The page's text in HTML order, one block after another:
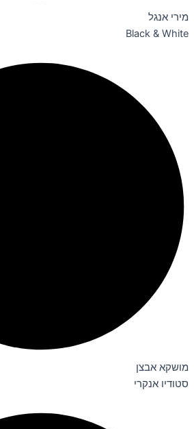
מירי אנגל
Black & White
מושקא אבצן
סטודיו אנקרי